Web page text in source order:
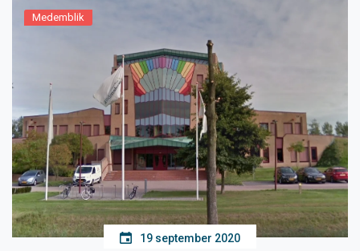
Medemblik
19 september 2020